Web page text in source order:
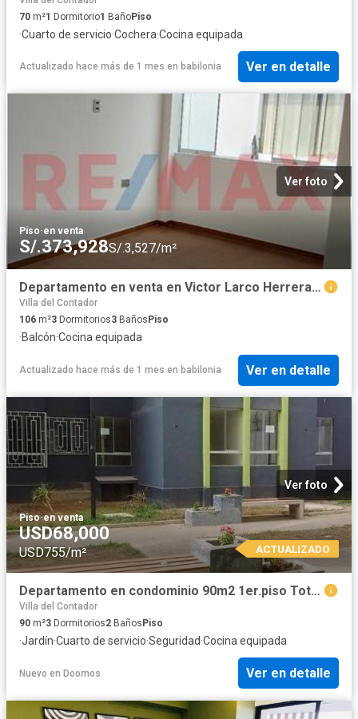
70 m²1 Dormitorio1 BañoPiso
·Cuarto de servicio·Cochera·Cocina equipada
Actualizado hace más de 1 mes en babilonia Ver en detalle
Ver foto
Piso·en venta
S/.373,928S/.3,527/m²
Departamento en venta en Victor Larco Herrera a S/361,200
Villa del Contador
106 m²3 Dormitorios3 Baños Piso
·Balcón·Cocina equipada
Actualizado hace más de 1 mes en babilonia Ver en detalle
Ver foto
Piso·en venta
USD68,000
USD755/m² ACTUALIZADO
Departamento en condominio 90m2 1er.piso Total Seguridad
Villa del Contador
90 m²3 Dormitorios2 BañosPiso
·Jardín·Cuarto de servicio·Seguridad·Cocina equipada
Nuevo en Doomos Ver en detalle